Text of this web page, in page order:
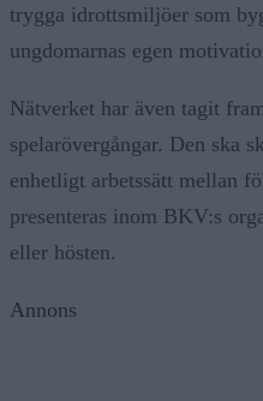
trygga idrottsmiljöer som
ungdomarnas egen
Nätverket har även tagit
spelarövergångar. Den ska
enhetligt arbetssätt mellan
presenteras inom BKV:s
eller hösten.
Annons